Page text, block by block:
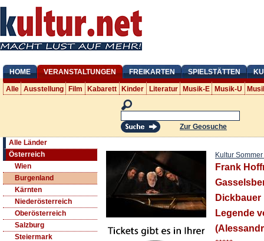
HOME VERANSTALTUNGEN FREIKARTEN SPIELSTÄTTEN
Alle Ausstellung Film Kabarett Kinder Literatur Musik-E Musik-U
Zur Geosuche
Alle Länder
Österreich
Wien
Burgenland
Kärnten
Niederösterreich
Oberösterreich
Salzburg
Steiermark
Kultur
Frank
Dickbauer
Legende